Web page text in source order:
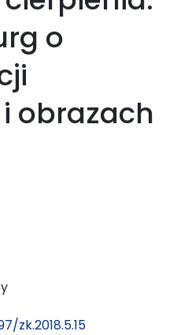
o
obrazach
zk.2018.5.15